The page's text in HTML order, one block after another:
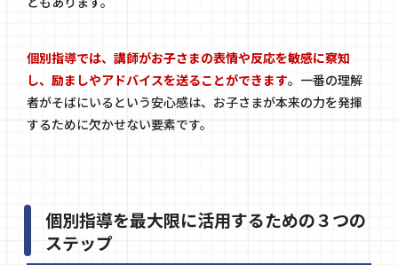
個別指導では、講師がお子さまの表情や反応を敏感に察知
し、励ましやアドバイスを送ることができます。一番の理解
者がそばにいるという安心感は、お子さまが本来の力を発揮
するために欠かせない要素です。
個別指導を最大限に活用するための３つの
ステップ